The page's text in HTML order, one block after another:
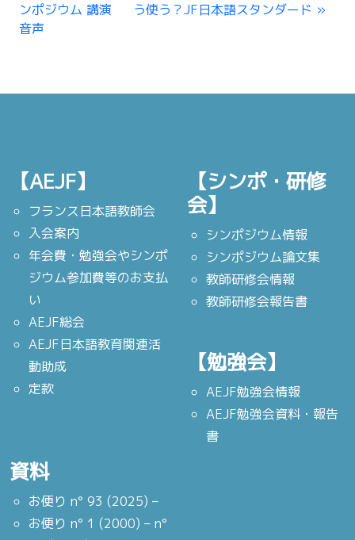
ンポジウム 講演
音声
う使う？JF日本語スタンダード
【AEJF】
フランス日本語教師会
入会案内
年会費・勉強会やシンポ
ジウム参加費等のお支払
い
AEJF総会
AEJF日本語教育関連活
動助成
定款
【シンポ・研修
会】
シンポジウム情報
シンポジウム論文集
教師研修会情報
教師研修会報告書
【勉強会】
AEJF勉強会情報
AEJF勉強会資料・報告
書
資料
お便り n° 93 (2025) –
お便り n° 1 (2000) – n°